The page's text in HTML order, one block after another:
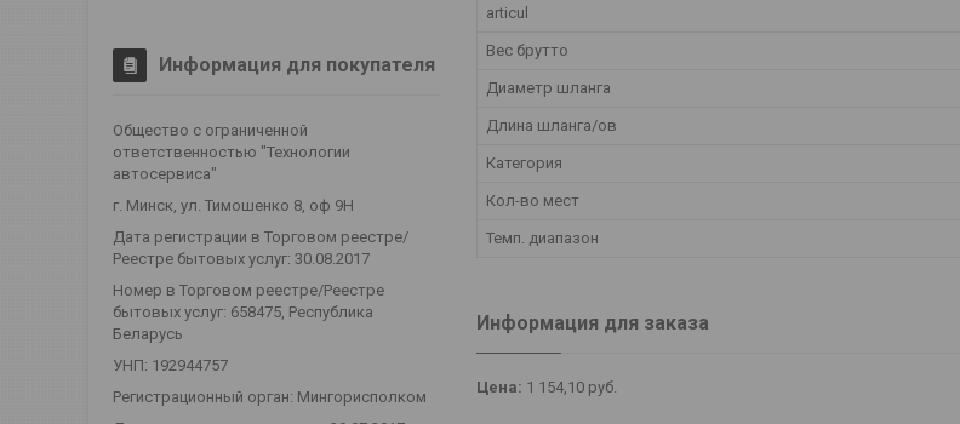
articul
Вес брутто
Диаметр шланга
Длина шланга/ов
Категория
Кол-во мест
Темп. диапазон
Информация для заказа
Цена: 1 154,10 руб.
Информация для покупателя
Общество с ограниченной
ответственностью "Технологии
автосервиса"
г. Минск, ул. Тимошенко 8, оф 9Н
Дата регистрации в Торговом реестре/
Реестре бытовых услуг: 30.08.2017
Номер в Торговом реестре/Реестре
бытовых услуг: 658475, Республика
Беларусь
УНП: 192944757
Регистрационный орган: Мингорисполком